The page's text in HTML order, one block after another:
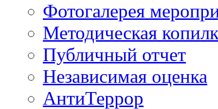
Фотогалерея
Методическая
Публичный отчет
Независимая оценка
АнтиТеррор